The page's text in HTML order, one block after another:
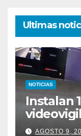
Ultimas
NOTICIAS
Instalan
AGOSTO 9,